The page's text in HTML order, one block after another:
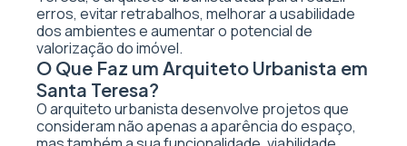
erros, evitar retrabalhos, melhorar a usabilidade
dos ambientes e aumentar o potencial de
valorização do imóvel.
O Que Faz um Arquiteto Urbanista em
Santa Teresa?
O arquiteto urbanista desenvolve projetos que
consideram não apenas a aparência do espaço,